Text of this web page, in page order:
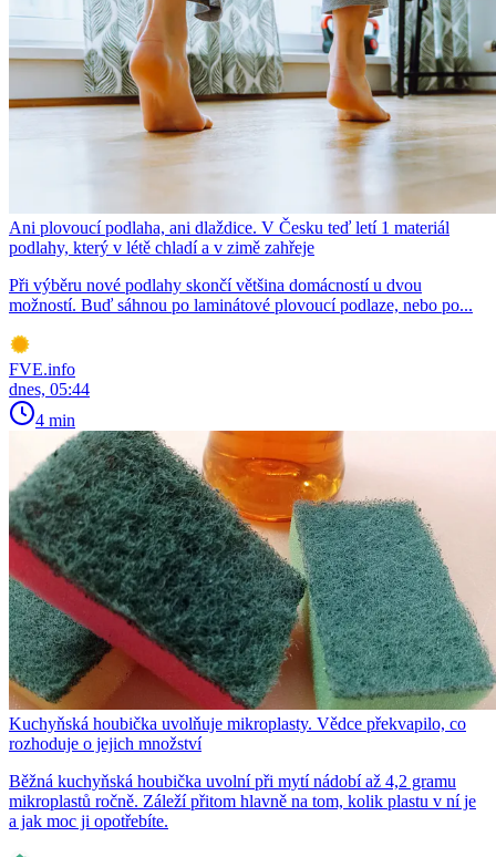
Ani plovoucí podlaha, ani dlaždice. V Česku teď letí 1 materiál
podlahy, který v létě chladí a v zimě zahřeje
Při výběru nové podlahy skončí většina domácností u dvou
možností. Buď sáhnou po laminátové plovoucí podlaze, nebo po...
FVE.info
dnes, 05:44
4 min
Kuchyňská houbička uvolňuje mikroplasty. Vědce překvapilo, co
rozhoduje o jejich množství
Běžná kuchyňská houbička uvolní při mytí nádobí až 4,2 gramu
mikroplastů ročně. Záleží přitom hlavně na tom, kolik plastu v ní je
a jak moc ji opotřebíte.